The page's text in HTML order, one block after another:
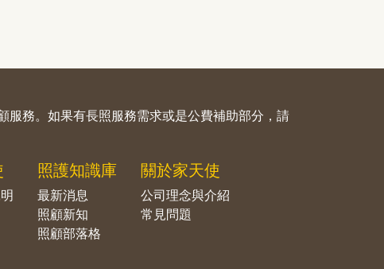
務。如果有長照服務需求或是公費補助部分，請
照護知識庫
最新消息
照顧新知
照顧部落格
關於家天使
公司理念與介紹
常見問題